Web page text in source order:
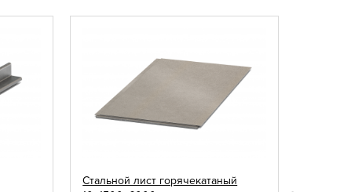
Стальной лист горячекатаный